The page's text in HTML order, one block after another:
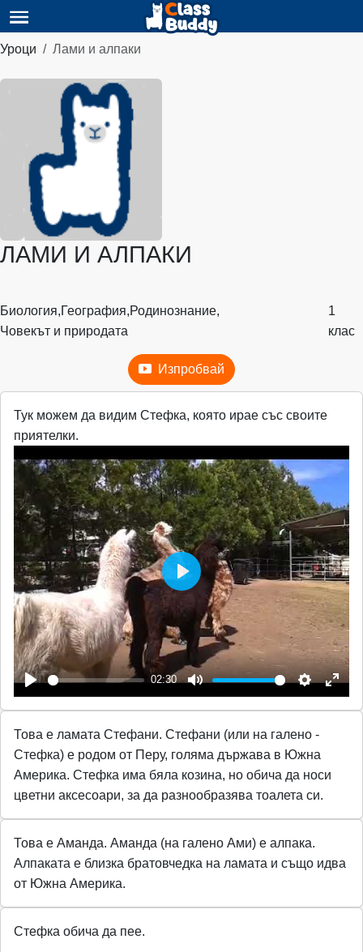
Уроци Лами и алпаки
ЛАМИ И АЛПАКИ
Биология,География,Родинознание,
Човекът и природата
1
клас
Изпробвай
Тук можем да видим Стефка, която ирае със своите
приятелки.
P
a
y
02:30
M
t
e
S
t
t
s
E
P
l
y
Това е ламата Стефани. Стефани (или на галено -
Стефка) е родом от Перу, голяма държава в Южна
Америка. Стефка има бяла козина, но обича да носи
цветни аксесоари, за да разнообразява тоалета си.
Това е Аманда. Аманда (на галено Ами) е алпака.
Алпаката е близка братовчедка на ламата и също идва
от Южна Америка.
Стефка обича да пее.